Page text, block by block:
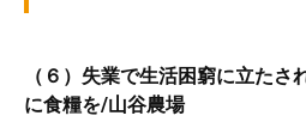
（６）失業で生活困窮に立た
に食糧を/山谷農場